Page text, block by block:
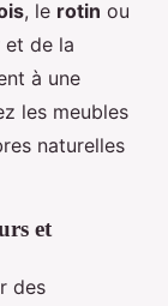
, le rotin ou
de la
à une
les meubles
naturelles
et
des